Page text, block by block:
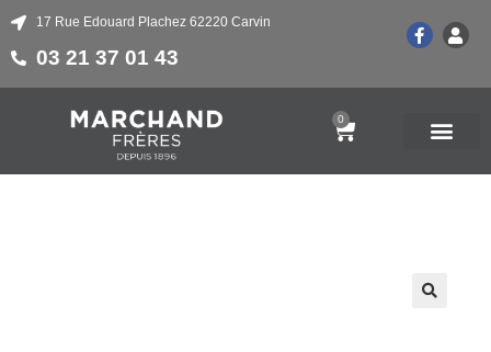
17 Rue Edouard Plachez 62220 Carvin
03 21 37 01 43
0